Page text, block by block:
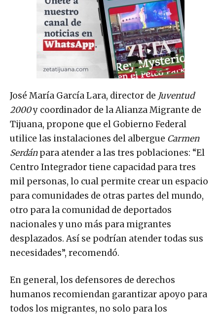
José María García Lara, director deJuventud
2000 y coordinador de la Alianza Migrante de
Tijuana, propone que el Gobierno Federal
utilice las instalaciones del albergue Carmen
Serdán para atender a las tres poblaciones: “El
Centro Integrador tiene capacidad para tres
mil personas, lo cual permite crear un espacio
para comunidades de otras partes del mundo,
otro para la comunidad de deportados
nacionales y uno más para migrantes
desplazados. Así se podrían atender todas sus
necesidades”, recomendó.
En general, los defensores de derechos
humanos recomiendan garantizar apoyo para
todos los migrantes, no solo para los